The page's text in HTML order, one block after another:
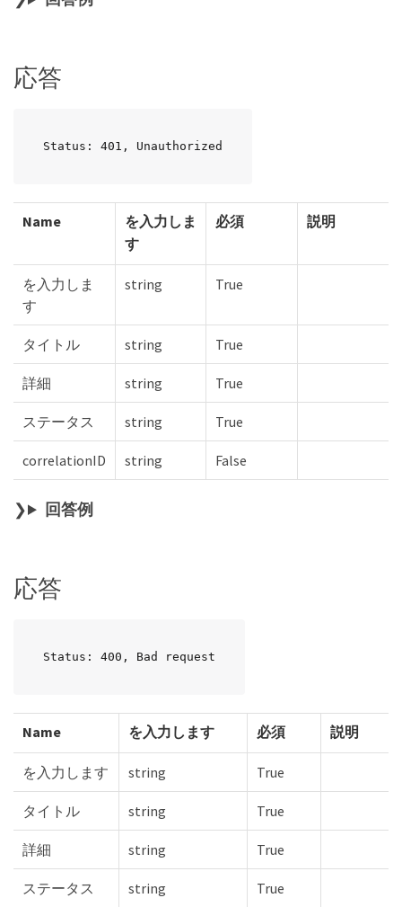
応答
Status: 401, Unauthorized
Name
を入力しま
す
必須 説明
を入力しま
す
string True
タイトル string True
詳細 string True
ステータス string True
correlationID string False
回答例
応答
Status: 400, Bad request
Name を入力します 必須 説明
を入力します string True
タイトル string True
詳細 string True
ステータス string True